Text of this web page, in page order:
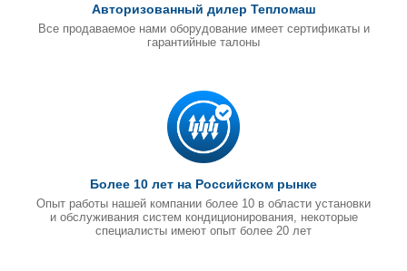
Авторизованный дилер Тепломаш
Все продаваемое нами оборудование имеет сертификаты и
гарантийные талоны
Более 10 лет на Российском рынке
Опыт работы нашей компании более 10 в области установки
и обслуживания систем кондиционирования, некоторые
специалисты имеют опыт более 20 лет